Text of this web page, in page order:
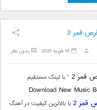
قمر 2
بدون نظر 14 فوریه 2020
قمر 2 ” با لینک مستقیم
Download New Music
قمر 2 با بالاترین کیفیت در آهنگ